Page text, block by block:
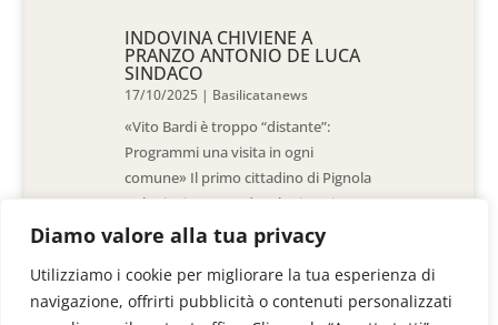
Diamo valore alla tua privacy
Utilizziamo i cookie per migliorare la tua esperienza di
navigazione, offrirti pubblicità o contenuti personalizzati
INDOVINA CHIVIENE A
PRANZO ANTONIO DE LUCA
SINDACO
17/10/2025 | Basilicatanews
«Vito Bardi è troppo “distante”:
Programmi una visita in ogni
comune» Il primo cittadino di Pignola
«L’ho invitato a vedere la situazione
al Pantano, ma non è venuto. La
sensazione è che -come sindaci-
siamo lasciati a noi stessi» di Walter
De Stradis In...